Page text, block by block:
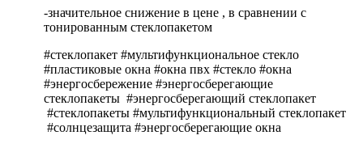
-значительное снижение в цене , в сравнении с
тонированным стеклопакетом
#стеклопакет #мультифункциональное стекло
#пластиковые окна #окна пвх #стекло #окна
#энергосбережение #энергосберегающие
стеклопакеты #энергосберегающий стеклопакет
#стеклопакеты #мультифункциональный стеклопакет
#солнцезащита #энергосберегающие окна